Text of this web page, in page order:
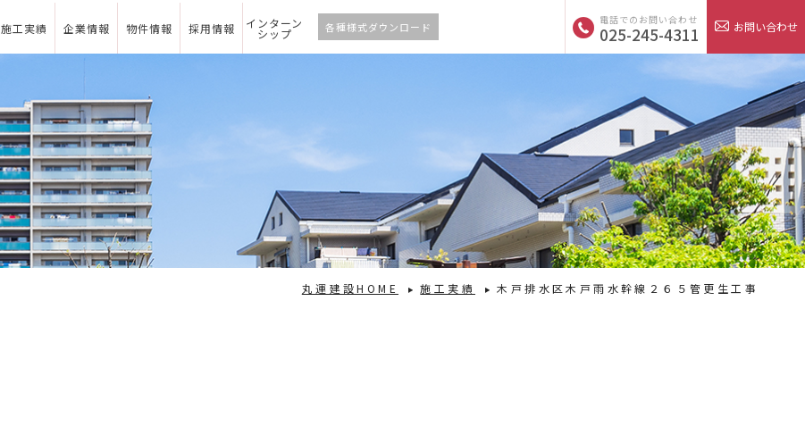
電話でのお問い合わせ
025-245-4311 お問い合わせ
各種様式ダウンロード
施工実績 企業情報 物件情報 採用情報 インターン
シップ
丸運建設HOME 施工実績 木戸排水区木戸雨水幹線２６５管更生工事